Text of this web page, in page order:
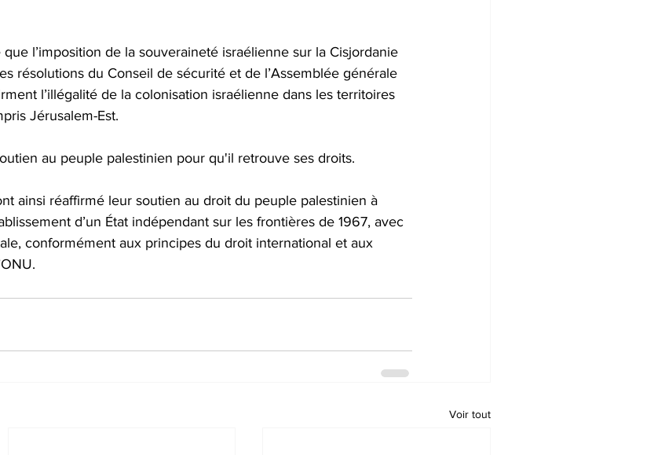
que l’imposition de la souveraineté israélienne sur la Cisjordanie
résolutions du Conseil de sécurité et de l’Assemblée générale
l’illégalité de la colonisation israélienne dans les territoires
Jérusalem-Est.
au peuple palestinien pour qu'il retrouve ses droits.
ainsi réaffirmé leur soutien au droit du peuple palestinien à
d’un État indépendant sur les frontières de 1967, avec
conformément aux principes du droit international et aux
Voir tout